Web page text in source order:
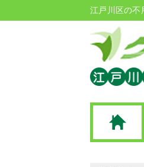
江戸川区の不